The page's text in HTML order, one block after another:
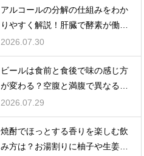
アルコールの分解の仕組みをわか
りやすく解説！肝臓で酵素が働き
アセトアルデヒドに変化して無害
化
2026.07.30
ビールは食前と食後で味の感じ方
が変わる？空腹と満腹で異なる味
覚の感じ方を解説
2026.07.29
焼酎でほっとする香りを楽しむ飲
み方は？お湯割りに柚子や生姜を